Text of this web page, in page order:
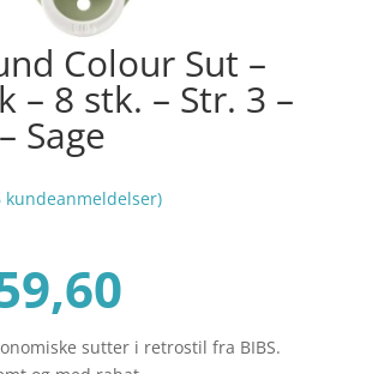
Colour Sut –
– 8 stk. – Str. 3 –
Sage
kundeanmeldelser)
sutter i retrostil fra BIBS.